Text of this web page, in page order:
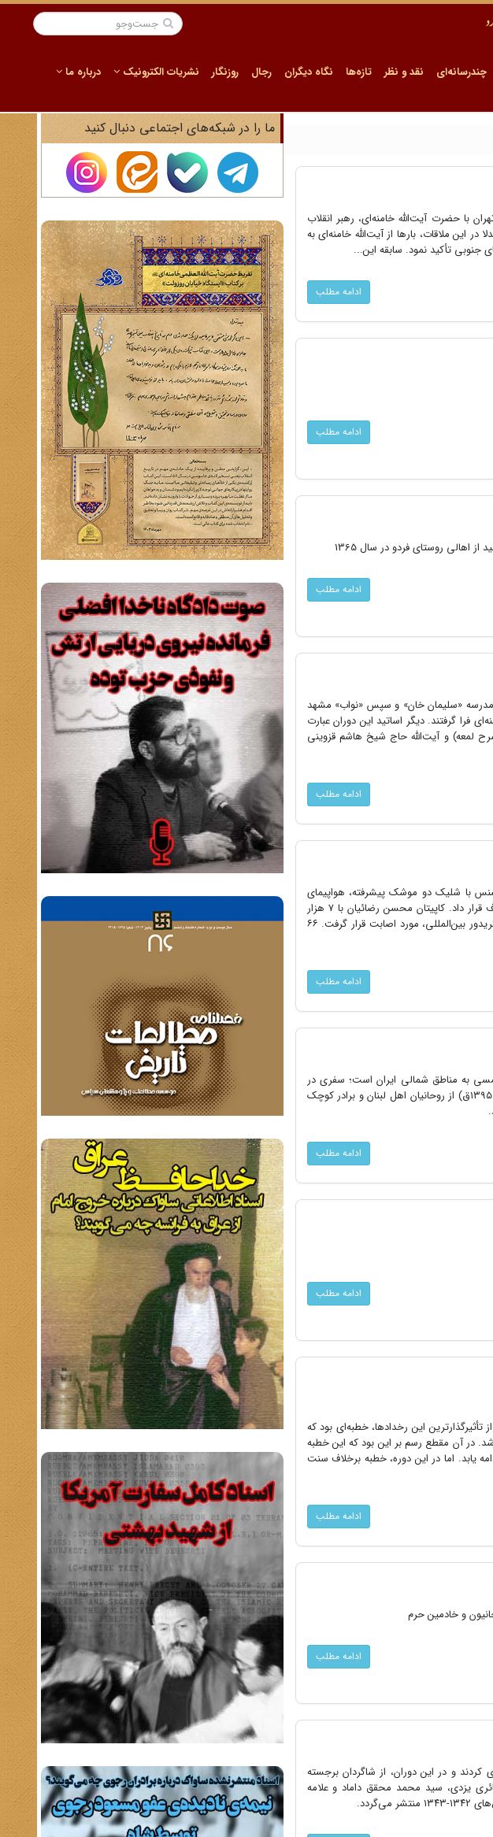
چندرسانه‌ای نقد و نظر تازه‌ها نگاه دیگران رجال روزنگار نشریات الکترونیک درباره ما
در تهران با حضرت آیت‌الله خامنه‌ای، رهبر انقلاب
این ملاقات، بارها از آیت‌الله خامنه‌ای به
جنوبی تأکید نمود. سابقه این...
ادامه مطلب
ادامه مطلب
اهالی روستای فردو در سال 1365
ادامه مطلب
مدرسه «سلیمان خان» و سپس «نواب» مشهد
گرفتند. دیگر اساتید این دوران عبارت
لمعه) و آیت‌الله حاج شیخ هاشم قزوینی
ادامه مطلب
وینسنس با شلیک دو موشک پیشرفته، هواپیمای
مسافربری ایرباس ایران (پرواز ۶۵۵) را که ۲۹۰ مسافر داشت، در آب‌های خلیج فارس هدف قرار داد. کاپیتان محسن رضائیان با ۷ هزار
ساعت سابقه پرواز، در حال اوج‌گیری از فرودگاه بندرعباس به مقصد دوبی بود که در مرکز کریدور بین‌المللی، مورد اصابت قرار گرفت. ۶۶
ادامه مطلب
یادگاری از سفر دوران جوانی شهید آیت‌الله سیدعلی خامنه‌ای در دهه ۱۳۴۰ شمسی به مناطق شمالی ایران است؛ سفری در
همراهی با مرحوم سید جواد فضل‌الله انجام گرفته بود. سید محمدجواد فضل‌الله (۱۳۵۷ق - ۱۳۹۵ق) از روحانیان اهل لبنان و برادر کوچک
ادامه مطلب
ادامه مطلب
این رخدادها، خطبه‌ای بود که
۱۳۵۷ در حرم مطهر رضوی قرائت شد. در آن مقطع رسم بر این بود که این خطبه
یابد. اما در این دوره، خطبه برخلاف سنت
ادامه مطلب
و خادمین حرم
ادامه مطلب
و در این دوران، از شاگردان برجسته
یزدی، سید محمد محقق داماد و علامه
ما را در شبکه‌های اجتماعی دنبال کنید